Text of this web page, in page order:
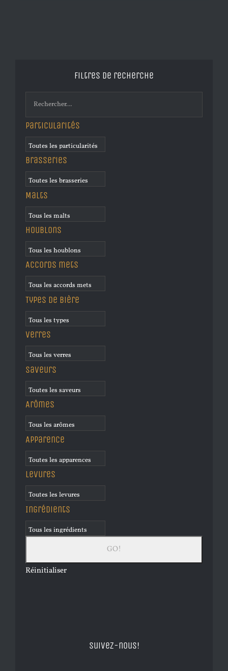
Filtres de recherche
Particularités
Brasseries
Malts
Houblons
Accords mets
Types de bière
Verres
Saveurs
Arômes
Apparence
Levures
Ingrédients
Réinitialiser
Suivez-nous!